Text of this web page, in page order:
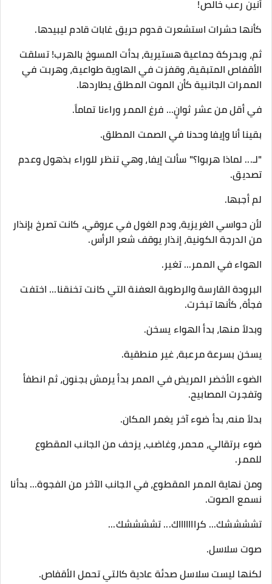
أنين رعب خالص!
كأنها حشرات استشعرت قدوم حريق غابات قادم ليبيدها.
ثم، وبحركة جماعية هستيرية، بدأت المسوخ بالهرب! تسلقت
الأقفاص المتبقية، وقفزت في الهاوية طواعية، وهربت في
الممرات الجانبية كأن الموت المطلق يطاردها.
​في أقل من عشر ثوانٍ... فرغ الممر وراءنا تماماً.
بقينا أنا وإيفا وحدنا في الصمت المطلق.
​"لـ... لماذا هربوا؟" سألت إيفا، وهي تنظر للوراء بذهول وعدم
تصديق.
​لم أجبها.
لأن حواسي الغريزية، ودم الغول في عروقي، كانت تصرخ بإنذار
من الدرجة الكونية، إنذار يوقف شعر الرأس.
​الهواء في الممر... تغير.
البرودة القارسة والرطوبة العفنة التي كانت تخنقنا... اختفت
فجأة، كأنها تبخرت.
وبدلاً منها، بدأ الهواء يسخن.
يسخن بسرعة مرعبة، غير منطقية.
​الضوء الأخضر المريض في الممر بدأ يرمش بجنون، ثم انطفأ
وتفجرت المصابيح.
بدلاً منه، بدأ ضوء آخر يغمر المكان.
ضوء برتقالي، محمر، وغاضب، يزحف من الجانب المقطوع
للممر.
​ومن نهاية الممر المقطوع، في الجانب الآخر من الفجوة... بدأنا
نسمع الصوت.
​تششششك... كراااااااك... تششششك...
​صوت سلاسل.
لكنها ليست سلاسل صدئة عادية كالتي تحمل الأقفاص.